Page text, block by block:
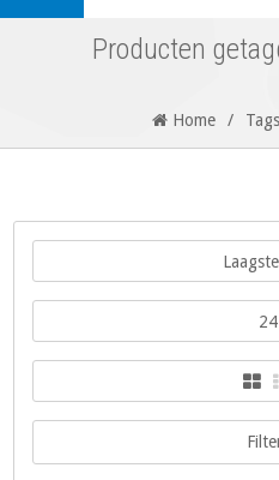
Producten
Home / Tags
24